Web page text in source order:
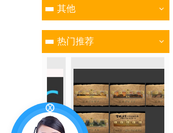
其他
热门推荐